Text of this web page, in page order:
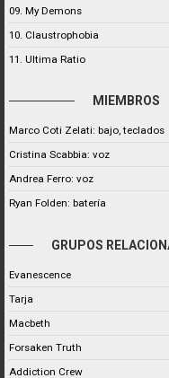
09. My Demons
10. Claustrophobia
11. Ultima Ratio
MIEMBROS
Marco Coti Zelati: bajo, teclados
Cristina Scabbia: voz
Andrea Ferro: voz
Ryan Folden: batería
GRUPOS
Evanescence
Tarja
Macbeth
Forsaken Truth
Addiction Crew